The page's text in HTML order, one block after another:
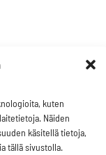
kuten
Näiden
käsitellä tietoja,
tällä sivustolla.